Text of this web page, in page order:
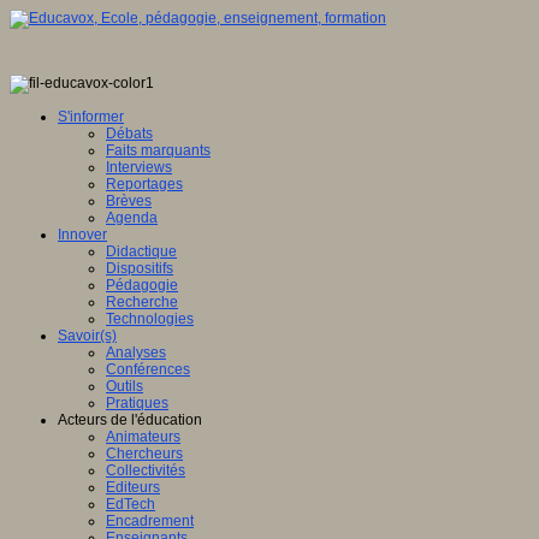
S'informer
Débats
Faits marquants
Interviews
Reportages
Brèves
Agenda
Innover
Didactique
Dispositifs
Pédagogie
Recherche
Technologies
Savoir(s)
Analyses
Conférences
Outils
Pratiques
Acteurs de l'éducation
Animateurs
Chercheurs
Collectivités
Editeurs
EdTech
Encadrement